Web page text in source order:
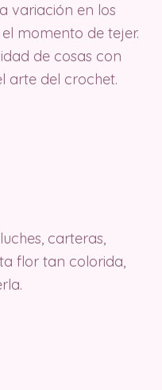
variación en los
momento de tejer.
de cosas con
arte del crochet.
carteras,
flor tan colorida,